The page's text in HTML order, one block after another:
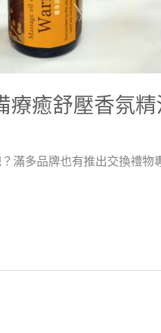
療癒舒壓香氛精
滿多品牌也有推出交換禮物